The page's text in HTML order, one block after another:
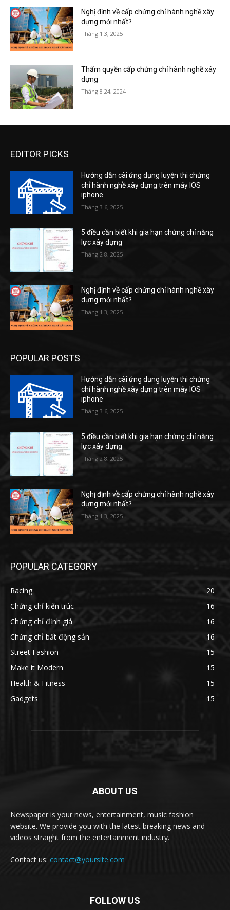
Nghị định về cấp chứng chỉ hành nghề xây
dựng mới nhất?
Tháng 1 3, 2025
Thẩm quyền cấp chứng chỉ hành nghề xây
dựng
Tháng 8 24, 2024
EDITOR PICKS
Hướng dẫn cài ứng dụng luyện thi chứng
chỉ hành nghề xây dựng trên máy IOS
iphone
Tháng 3 6, 2025
5 điều cần biết khi gia hạn chứng chỉ năng
lực xây dựng
Tháng 2 8, 2025
Nghị định về cấp chứng chỉ hành nghề xây
dựng mới nhất?
Tháng 1 3, 2025
POPULAR POSTS
Hướng dẫn cài ứng dụng luyện thi chứng
chỉ hành nghề xây dựng trên máy IOS
iphone
Tháng 3 6, 2025
5 điều cần biết khi gia hạn chứng chỉ năng
lực xây dựng
Tháng 2 8, 2025
Nghị định về cấp chứng chỉ hành nghề xây
dựng mới nhất?
Tháng 1 3, 2025
POPULAR CATEGORY
Racing
20
Chứng chỉ kiến trúc
16
Chứng chỉ định giá
16
Chứng chỉ bất động sản
16
Street Fashion
15
Make it Modern
15
Health & Fitness
15
Gadgets
15
ABOUT US
Newspaper is your news, entertainment, music fashion
website. We provide you with the latest breaking news and
videos straight from the entertainment industry.
Contact us: contact@yoursite.com
FOLLOW US